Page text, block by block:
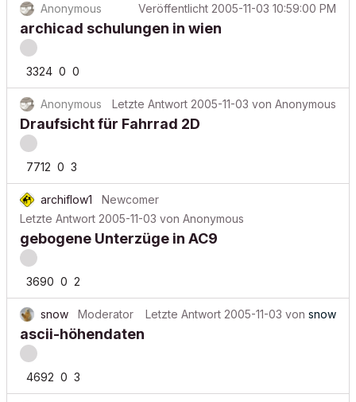
Anonymous Veröffentlicht 2005-11-03 10:59:00 PM
archicad schulungen in wien
3324 0 0
Anonymous Letzte Antwort 2005-11-03 von Anonymous
Draufsicht für Fahrrad 2D
7712 0 3
archiflow1
Newcomer
Letzte Antwort 2005-11-03 von Anonymous
gebogene Unterzüge in AC9
3690 0 2
snow Moderator Letzte Antwort 2005-11-03 von snow
ascii-höhendaten
4692 0 3